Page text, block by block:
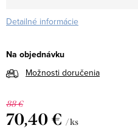
Detailné informácie
Na objednávku
Možnosti doručenia
88 €
70,40 € / ks